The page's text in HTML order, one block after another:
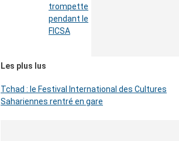
trompette
pendant le
FICSA
Les plus lus
Tchad : le Festival International des Cultures
Sahariennes rentré en gare